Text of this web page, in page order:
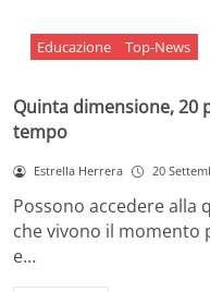
Educazione Top-News
Quinta dimensione, 20
tempo
Estrella Herrera 20
Possono accedere alla
che vivono il momento
e…